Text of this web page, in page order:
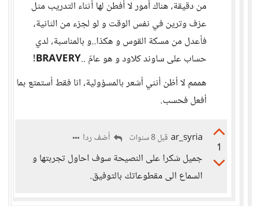
من دقيقة، هناك أمور لا أفطن لها أثناء التدريب مثل
عزف وترين في نفس الوقت و لو لجزء من الثانية،
فأعدل من مسكة القوس و هكذا..و بالمناسبة، لدي
حساب على ساوند كلاود و هو عامّ ..BRAVERY!
هممم لا أظن أنني أشعر بالمسؤولية، انا فقط أستمتع بما
أفعل فحسب.
1
ar_syria قبل 8 سنوات أضف ردا
جميل شكرا على النصيحة سوف احاول تجربتها و
السماع الى مقطوعاتك بالتوفيق.